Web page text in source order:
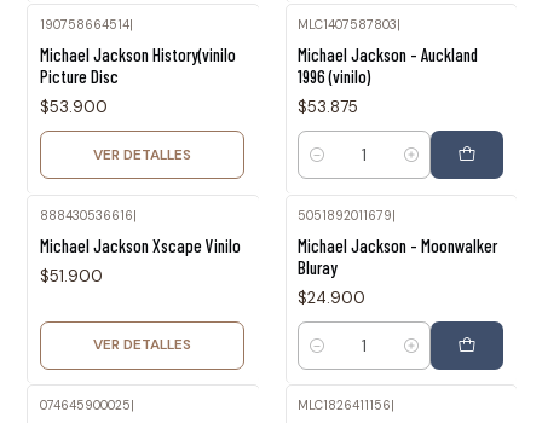
190758664514|
Michael Jackson History(vinilo
Picture Disc
$53.900
VER DETALLES
MLC1407587803
Michael Jackson - Auckland
1996 (vinilo)
$53.875
Cantidad
888430536616|
Michael Jackson Xscape Vinilo
$51.900
VER DETALLES
5051892011679|
Michael Jackson - Moonwalker
Bluray
$24.900
Cantidad
074645900025 MLC1826411156